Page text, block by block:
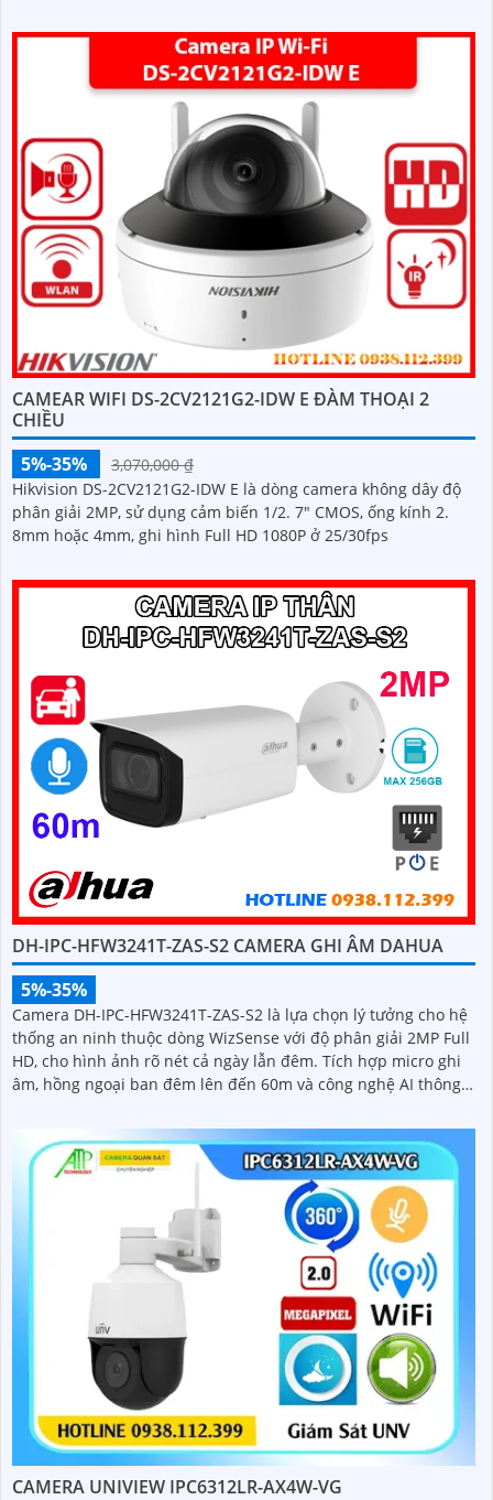
CAMEAR WIFI DS-2CV2121G2-IDW E ĐÀM THOẠI 2
CHIỀU
5%-35%
3,070,000 ₫
Hikvision DS-2CV2121G2-IDW E là dòng camera không dây độ
phân giải 2MP, sử dụng cảm biến 1/2. 7" CMOS, ống kính 2.
8mm hoặc 4mm, ghi hình Full HD 1080P ở 25/30fps
DH-IPC-HFW3241T-ZAS-S2 CAMERA GHI ÂM DAHUA
5%-35%
Camera DH-IPC-HFW3241T-ZAS-S2 là lựa chọn lý tưởng cho hệ
thống an ninh thuộc dòng WizSense với độ phân giải 2MP Full
HD, cho hình ảnh rõ nét cả ngày lẫn đêm. Tích hợp micro ghi
âm, hồng ngoại ban đêm lên đến 60m và công nghệ AI thông
CAMERA UNIVIEW IPC6312LR-AX4W-VG